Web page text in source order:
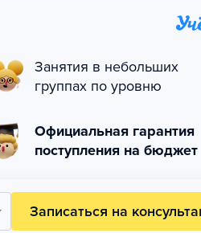
Занятия в небольших
группах по уровню
Официальная гарантия
поступления на бюджет
Записаться на